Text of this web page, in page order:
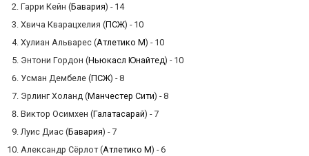
Гарри Кейн (Бавария) - 14
Хвича Кварацхелия (ПСЖ) - 10
Хулиан Альварес (Атлетико М) - 10
Энтони Гордон (Ньюкасл Юнайтед) - 10
Усман Дембеле (ПСЖ) - 8
Эрлинг Холанд (Манчестер Сити) - 8
Виктор Осимхен (Галатасарай) - 7
Луис Диас (Бавария) - 7
Александр Сёрлот (Атлетико М) - 6